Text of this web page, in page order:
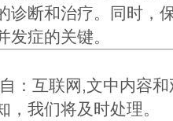
诊断和治疗。同时，
发症的关键。
：互联网,文中内容
我们将及时处理。